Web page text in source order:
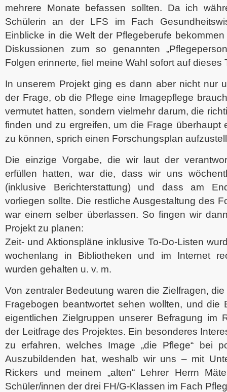
mehrere Monate befassen sollten. Da ich
Schülerin an der LFS im Fach
Einblicke in die Welt der Pflegeberufe
Diskussionen zum so genannten
Folgen erinnerte, fiel meine Wahl sofort auf dieses
In unserem Projekt ging es dann aber nicht nur
der Frage, ob die Pflege eine Imagepflege
vermutet hatten, sondern vielmehr darum, die
finden und zu ergreifen, um die Frage überhaupt
zu können, sprich einen Forschungsplan
Die einzige Vorgabe, die wir laut der
erfüllen hatten, war die, dass wir uns
(inklusive Berichterstattung) und dass am
vorliegen sollte. Die restliche Ausgestaltung des
war einem selber überlassen. So fingen wir
Projekt zu planen:
Zeit- und Aktionspläne inklusive To-Do-Listen
wochenlang in Bibliotheken und im Internet
wurden gehalten u. v. m.
Von zentraler Bedeutung waren die Zielfragen,
Fragebogen beantwortet sehen wollten, und die
eigentlichen Zielgruppen unserer Befragung im
der Leitfrage des Projektes. Ein besonderes
zu erfahren, welches Image „die Pflege“ bei
Auszubildenden hat, weshalb wir uns – mit
Rickers und meinem „alten“ Lehrer Herrn
Schüler/innen der drei FH/G-Klassen im Fach